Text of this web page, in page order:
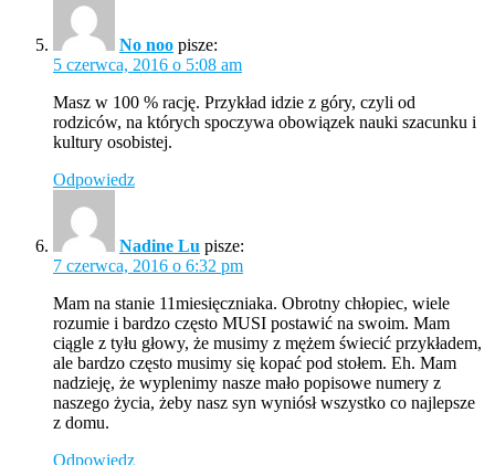
No noo pisze:
5 czerwca, 2016 o 5:08 am
Masz w 100 % rację. Przykład idzie z góry, czyli od
rodziców, na których spoczywa obowiązek nauki szacunku i
kultury osobistej.
Odpowiedz
Nadine Lu pisze:
7 czerwca, 2016 o 6:32 pm
Mam na stanie 11miesięczniaka. Obrotny chłopiec, wiele
rozumie i bardzo często MUSI postawić na swoim. Mam
ciągle z tyłu głowy, że musimy z mężem świecić przykładem,
ale bardzo często musimy się kopać pod stołem. Eh. Mam
nadzieję, że wyplenimy nasze mało popisowe numery z
naszego życia, żeby nasz syn wyniósł wszystko co najlepsze
z domu.
Odpowiedz